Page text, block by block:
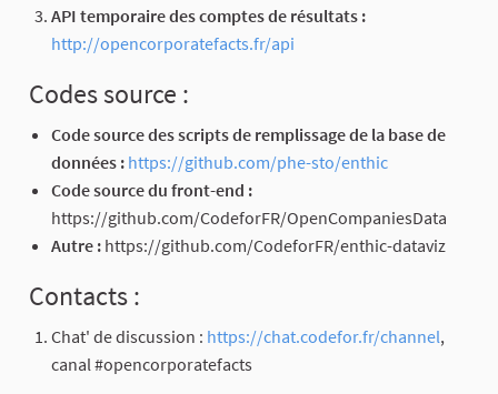
API temporaire des comptes de résultats :
http://opencorporatefacts.fr/api
Codes source :
Code source des scripts de remplissage de la base de
données : https://github.com/phe-sto/enthic
Code source du front-end :
https://github.com/CodeforFR/OpenCompaniesData
Autre : https://github.com/CodeforFR/enthic-dataviz
Contacts :
Chat' de discussion : https://chat.codefor.fr/channel,
canal #opencorporatefacts